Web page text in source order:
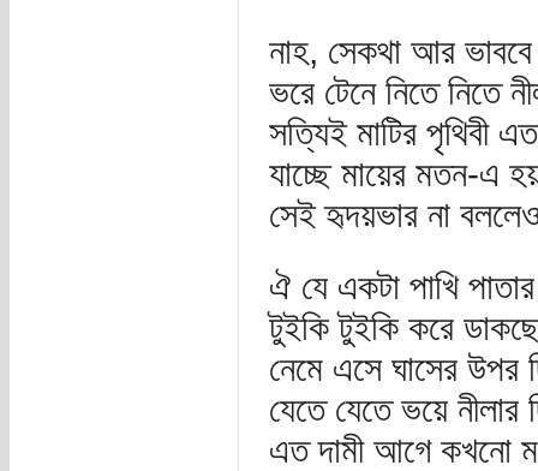
নাহ, সেকথা আর ভাববে
ভরে টেনে নিতে নিতে
সত্যিই মাটির পৃথিবী
যাচ্ছে মায়ের মতন-এ
সেই হৃদয়ভার না
ঐ যে একটা পাখি
টুইকি টুইকি করে
নেমে এসে ঘাসের উপর
যেতে যেতে ভয়ে
এত দামী আগে কখনো